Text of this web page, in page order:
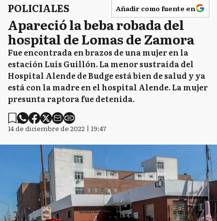
POLICIALES Añadir como fuente en
Apareció la beba robada del
hospital de Lomas de Zamora
Fue encontrada en brazos de una mujer en la
estación Luis Guillón. La menor sustraída del
Hospital Alende de Budge está bien de salud y ya
está con la madre en el hospital Alende. La mujer
presunta raptora fue detenida.
14 de diciembre de 2022 | 19:47